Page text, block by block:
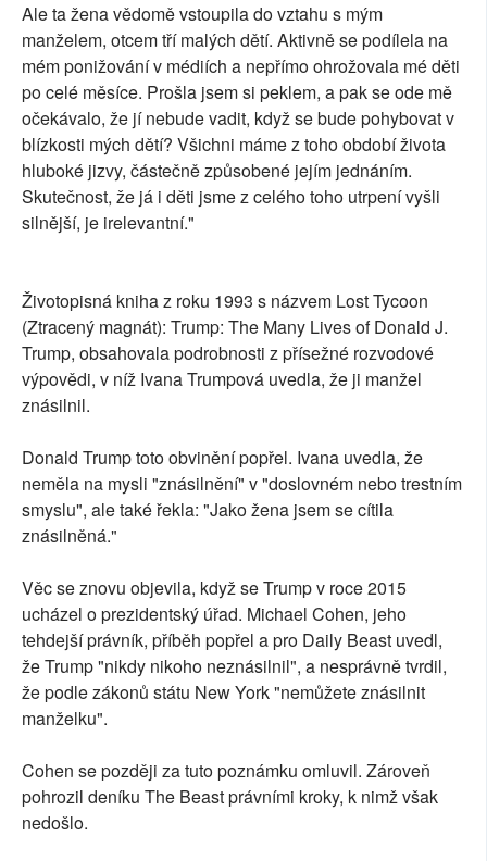
Ale ta žena vědomě vstoupila do vztahu s mým
manželem, otcem tří malých dětí. Aktivně se podílela na
mém ponižování v médiích a nepřímo ohrožovala mé děti
po celé měsíce. Prošla jsem si peklem, a pak se ode mě
očekávalo, že jí nebude vadit, když se bude pohybovat v
blízkosti mých dětí? Všichni máme z toho období života
hluboké jizvy, částečně způsobené jejím jednáním.
Skutečnost, že já i děti jsme z celého toho utrpení vyšli
silnější, je irelevantní."
Životopisná kniha z roku 1993 s názvem Lost Tycoon
(Ztracený magnát): Trump: The Many Lives of Donald J.
Trump, obsahovala podrobnosti z přísežné rozvodové
výpovědi, v níž Ivana Trumpová uvedla, že ji manžel
znásilnil.
Donald Trump toto obvinění popřel. Ivana uvedla, že
neměla na mysli "znásilnění" v "doslovném nebo trestním
smyslu", ale také řekla: "Jako žena jsem se cítila
znásilněná."
Věc se znovu objevila, když se Trump v roce 2015
ucházel o prezidentský úřad. Michael Cohen, jeho
tehdejší právník, příběh popřel a pro Daily Beast uvedl,
že Trump "nikdy nikoho neznásilnil", a nesprávně tvrdil,
že podle zákonů státu New York "nemůžete znásilnit
manželku".
Cohen se později za tuto poznámku omluvil. Zároveň
pohrozil deníku The Beast právními kroky, k nimž však
nedošlo.